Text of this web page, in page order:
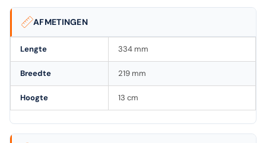
AFMETINGEN
Lengte 334 mm
Breedte 219 mm
Hoogte 13 cm